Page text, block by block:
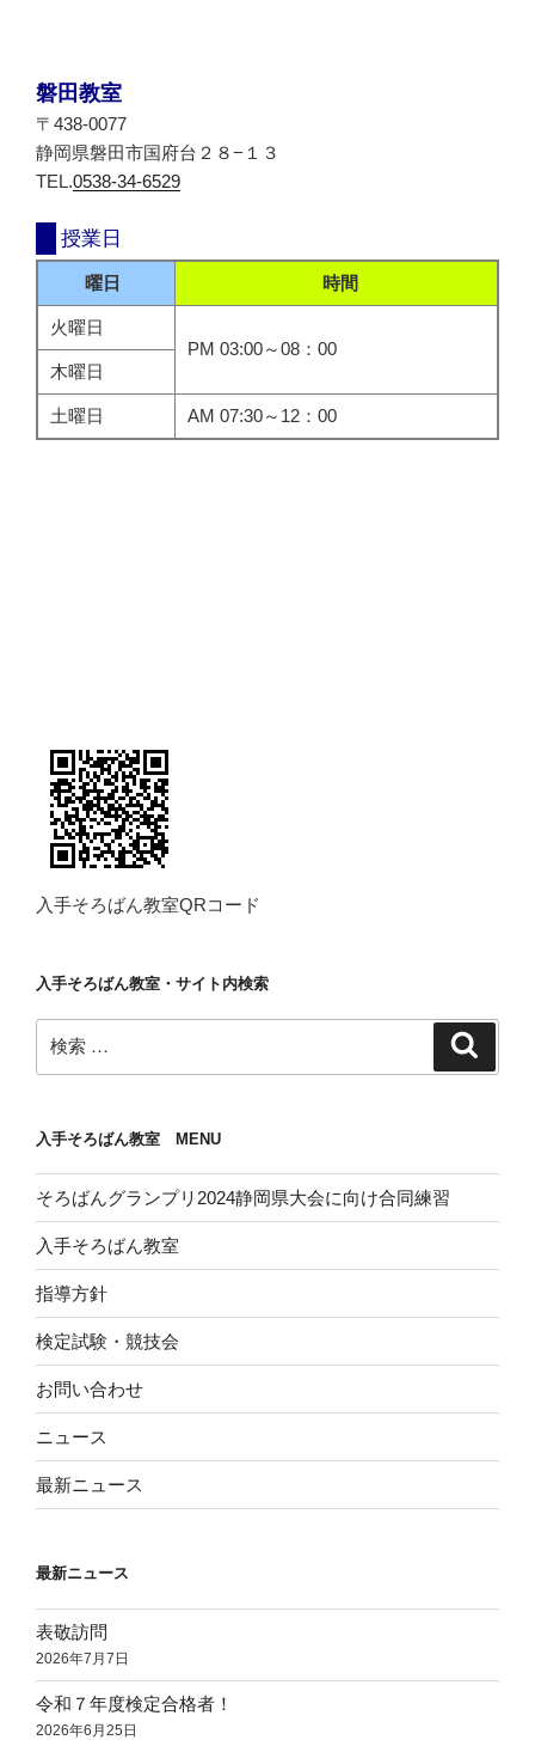
磐田教室
〒438-0077
静岡県磐田市国府台２８−１３
TEL.0538-34-6529
授業日
曜日 時間
火曜日
PM 03:00～08：00
木曜日
土曜日 AM 07:30～12：00
入手そろばん教室QRコード
入手そろばん教室・サイト内検索
索:
入手そろばん教室 MENU
そろばんグランプリ2024静岡県大会に向け合同練習
入手そろばん教室
指導方針
検定試験・競技会
お問い合わせ
ニュース
最新ニュース
最新ニュース
表敬訪問
2026年7月7日
令和７年度検定合格者！
2026年6月25日